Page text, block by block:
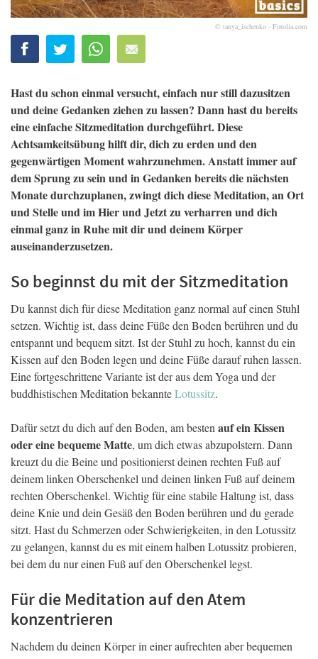
© tanya_ischenko - Fotolia.com
Hast du schon einmal versucht, einfach nur still dazusitzen
und deine Gedanken ziehen zu lassen? Dann hast du bereits
eine einfache Sitzmeditation durchgeführt. Diese
Achtsamkeitsübung hilft dir, dich zu erden und den
gegenwärtigen Moment wahrzunehmen. Anstatt immer auf
dem Sprung zu sein und in Gedanken bereits die nächsten
Monate durchzuplanen, zwingt dich diese Meditation, an Ort
und Stelle und im Hier und Jetzt zu verharren und dich
einmal ganz in Ruhe mit dir und deinem Körper
auseinanderzusetzen.
So beginnst du mit der Sitzmeditation
Du kannst dich für diese Meditation ganz normal auf einen Stuhl
setzen. Wichtig ist, dass deine Füße den Boden berühren und du
entspannt und bequem sitzt. Ist der Stuhl zu hoch, kannst du ein
Kissen auf den Boden legen und deine Füße darauf ruhen lassen.
Eine fortgeschrittene Variante ist der aus dem Yoga und der
buddhistischen Meditation bekannteLotussitz.
Dafür setzt du dich auf den Boden, am besten auf ein Kissen
oder eine bequeme Matte, um dich etwas abzupolstern. Dann
kreuzt du die Beine und positionierst deinen rechten Fuß auf
deinem linken Oberschenkel und deinen linken Fuß auf deinem
rechten Oberschenkel. Wichtig für eine stabile Haltung ist, dass
deine Knie und dein Gesäß den Boden berühren und du gerade
sitzt. Hast du Schmerzen oder Schwierigkeiten, in den Lotussitz
zu gelangen, kannst du es mit einem halben Lotussitz probieren,
bei dem du nur einen Fuß auf den Oberschenkel legst.
Für die Meditation auf den Atem
konzentrieren
Nachdem du deinen Körper in einer aufrechten aber bequemen